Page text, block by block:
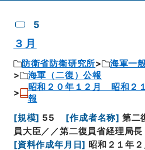
5
３月
防衛省防衛研究所 海軍一
海軍（二復）公報
昭和２０年１２月 昭和２
報
[規模] 55 [作成者名称] 第二
員大臣／／第二復員省経理局長
[資料作成年月日] 昭和２１年